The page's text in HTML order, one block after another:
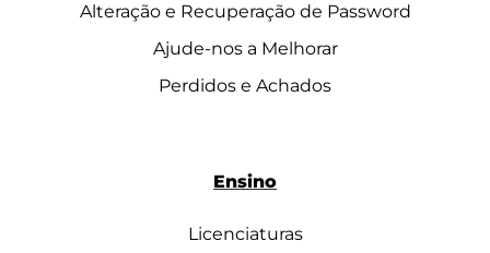
Alteração e Recuperação de Password
Ajude-nos a Melhorar
Perdidos e Achados
Ensino
Licenciaturas